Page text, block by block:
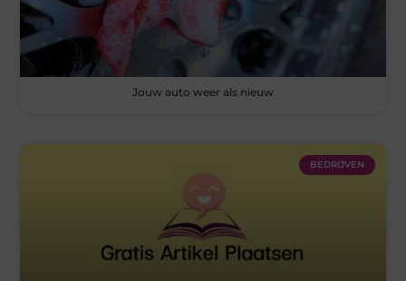
Jouw auto weer als nieuw
BEDRIJVEN